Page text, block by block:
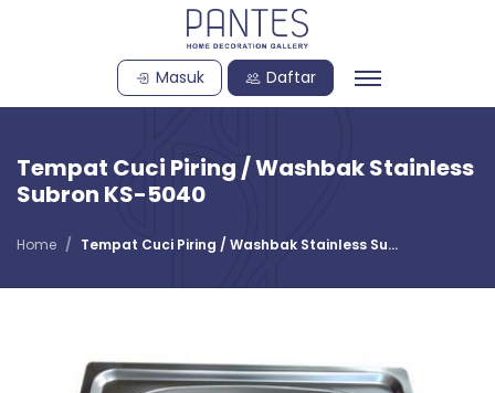
Masuk Daftar
Tempat Cuci Piring / Washbak Stainless
Subron KS-5040
Home Tempat Cuci Piring / Washbak Stainless Su...